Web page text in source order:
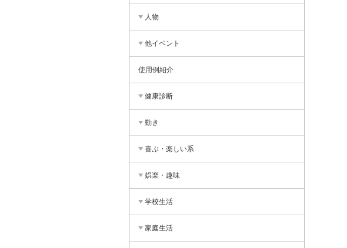
人物
他イベント
使用例紹介
健康診断
動き
喜ぶ・楽しい系
娯楽・趣味
学校生活
家庭生活